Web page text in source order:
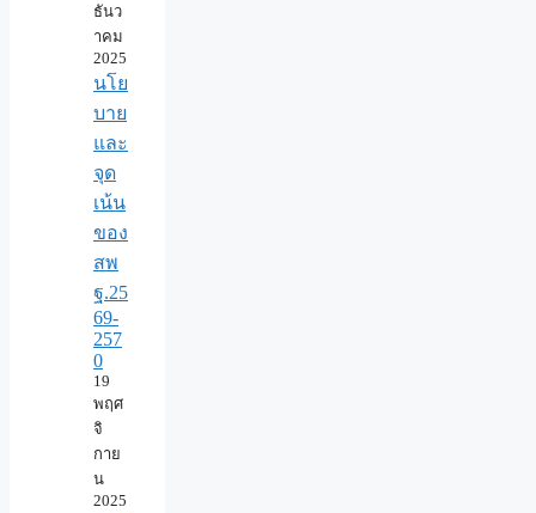
ธันว
าคม
2025
นโย
บาย
และ
จุด
เน้น
ของ
สพ
ฐ.25
69-
257
0
19
พฤศ
จิ
กาย
น
2025